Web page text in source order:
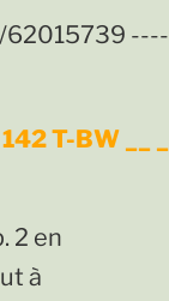
----
T-BW __ __
2 en
à